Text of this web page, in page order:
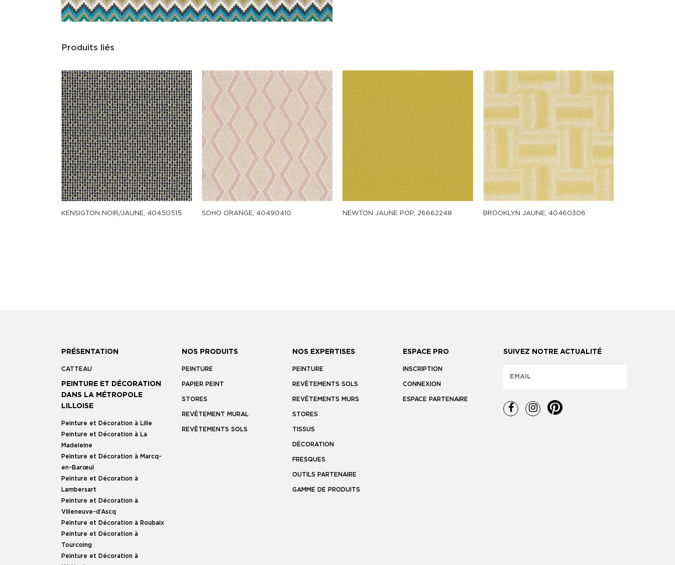
Produits liés
KENSIGTON NOIR/JAUNE, 40450515 SOHO ORANGE, 40490410 NEWTON JAUNE POP, 26662248 BROOKLYN JAUNE, 40460306
PRÉSENTATION
CATTEAU
PEINTURE ET DÉCORATION
DANS LA MÉTROPOLE
LILLOISE
Peinture et Décoration à Lille
Peinture et Décoration à La
Madeleine
Peinture et Décoration à Marcq-
en-Barœul
Peinture et Décoration à
Lambersart
Peinture et Décoration à
Villeneuve-d’Ascq
Peinture et Décoration à Roubaix
Peinture et Décoration à
Tourcoing
Peinture et Décoration à
NOS PRODUITS
PEINTURE
PAPIER PEINT
STORES
REVÊTEMENT MURAL
REVÊTEMENTS SOLS
NOS EXPERTISES
PEINTURE
REVÊTEMENTS SOLS
REVÊTEMENTS MURS
STORES
TISSUS
DÉCORATION
FRESQUES
OUTILS PARTENAIRE
GAMME DE PRODUITS
ESPACE PRO
INSCRIPTION
CONNEXION
ESPACE PARTENAIRE
SUIVEZ NOTRE ACTUALITÉ